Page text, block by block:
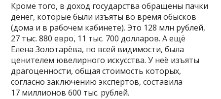
Кроме того, в доход государства обращены пачки
денег, которые были изъяты во время обысков
(дома и в рабочем кабинете). Это 128 млн рублей,
27 тыс. 880 евро, 11 тыс. 700 долларов. А ещё
Елена Золотарёва, по всей видимости, была
ценителем ювелирного искусства. У неё изъяты
драгоценности, общая стоимость которых,
согласно заключению экспертов, составила
17 миллионов 600 тыс. рублей.